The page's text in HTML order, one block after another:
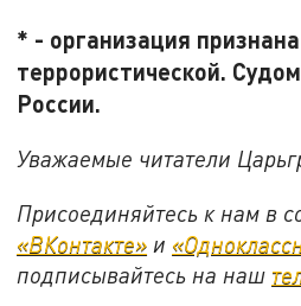
* - организация
террористической.
России.
Уважаемые читатели
Присоединяйтесь к нам в
«ВКонтакте» и
подписывайтесь на наш